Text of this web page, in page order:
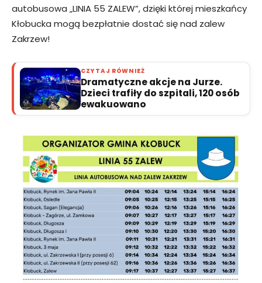
autobusowa „LINIA 55 ZALEW”, dzięki której mieszkańcy
Kłobucka mogą bezpłatnie dostać się nad zalew
Zakrzew!
CZYTAJ RÓWNIEŻ
Dramatyczne akcje na Jurze.
Dzieci trafiły do szpitali, 120 osób
ewakuowano